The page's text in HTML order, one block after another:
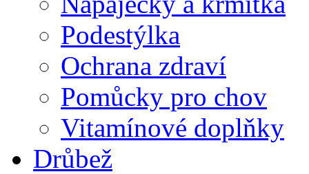
Podestýlka
Ochrana zdraví
Pomůcky pro chov
Vitamínové doplňky
Drůbež